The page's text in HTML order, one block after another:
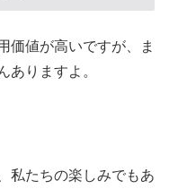
価値が高いですが、ま
ありますよ。
私たちの楽しみでもあ